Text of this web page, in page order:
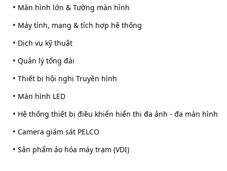
• Màn hình lớn & Tường màn hình
• Máy tính, mạng & tích hợp hệ thống
• Dịch vụ kỹ thuật
•Quản lý tổng đài
•Thiết bị hội nghị Truyền hình
• Màn hình LED
• Hệ thống thiết bị điều khiển hiển thị đa ảnh - đa màn hình
•Camera giám sát PELCO
•Sản phẩm ảo hóa máy trạm (VDI)